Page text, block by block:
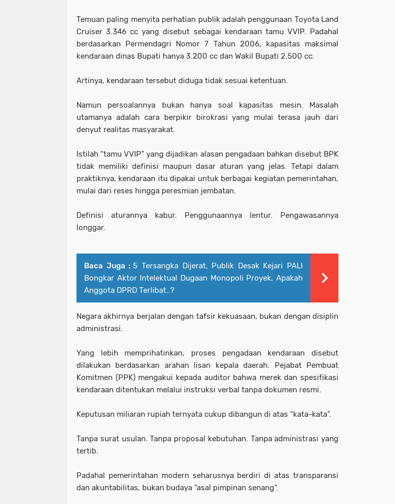
Temuan paling menyita perhatian publik adalah penggunaan Toyota Land
Cruiser 3.346 cc yang disebut sebagai kendaraan tamu VVIP. Padahal
berdasarkan Permendagri Nomor 7 Tahun 2006, kapasitas maksimal
kendaraan dinas Bupati hanya 3.200 cc dan Wakil Bupati 2.500 cc.
Artinya, kendaraan tersebut diduga tidak sesuai ketentuan.
Namun persoalannya bukan hanya soal kapasitas mesin. Masalah
utamanya adalah cara berpikir birokrasi yang mulai terasa jauh dari
denyut realitas masyarakat.
Istilah “tamu VVIP” yang dijadikan alasan pengadaan bahkan disebut BPK
tidak memiliki definisi maupun dasar aturan yang jelas. Tetapi dalam
praktiknya, kendaraan itu dipakai untuk berbagai kegiatan pemerintahan,
mulai dari reses hingga peresmian jembatan.
Definisi aturannya kabur. Penggunaannya lentur. Pengawasannya
longgar.
Baca Juga : 5 Tersangka Dijerat, Publik Desak Kejari PALI
Bongkar Aktor Intelektual Dugaan Monopoli Proyek, Apakah
Anggota DPRD Terlibat..?
Negara akhirnya berjalan dengan tafsir kekuasaan, bukan dengan disiplin
administrasi.
Yang lebih memprihatinkan, proses pengadaan kendaraan disebut
dilakukan berdasarkan arahan lisan kepala daerah. Pejabat Pembuat
Komitmen (PPK) mengakui kepada auditor bahwa merek dan spesifikasi
kendaraan ditentukan melalui instruksi verbal tanpa dokumen resmi.
Keputusan miliaran rupiah ternyata cukup dibangun di atas “kata-kata”.
Tanpa surat usulan. Tanpa proposal kebutuhan. Tanpa administrasi yang
tertib.
Padahal pemerintahan modern seharusnya berdiri di atas transparansi
dan akuntabilitas, bukan budaya “asal pimpinan senang”.